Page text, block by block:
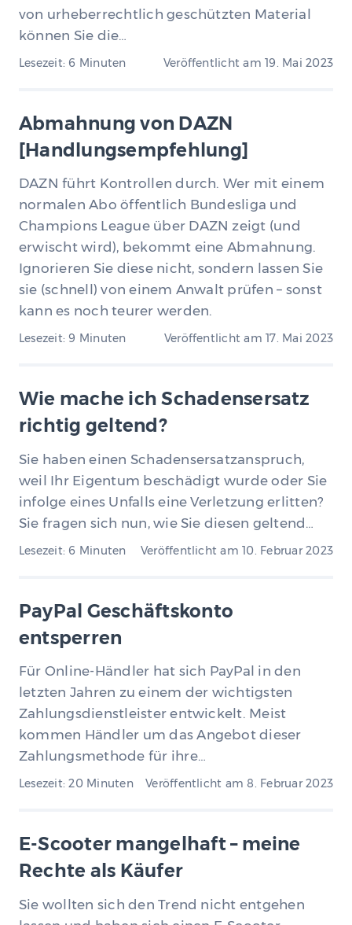
von urheberrechtlich geschützten Material
können Sie die…
Lesezeit: 6 Minuten Veröffentlicht am19. Mai 2023
Abmahnung von DAZN
[Handlungsempfehlung]
DAZN führt Kontrollen durch. Wer mit einem
normalen Abo öffentlich Bundesliga und
Champions League über DAZN zeigt (und
erwischt wird), bekommt eine Abmahnung.
Ignorieren Sie diese nicht, sondern lassen Sie
sie (schnell) von einem Anwalt prüfen – sonst
kann es noch teurer werden.
Lesezeit: 9 Minuten Veröffentlicht am17. Mai 2023
Wie mache ich Schadensersatz
richtig geltend?
Sie haben einen Schadensersatzanspruch,
weil Ihr Eigentum beschädigt wurde oder Sie
infolge eines Unfalls eine Verletzung erlitten?
Sie fragen sich nun, wie Sie diesen geltend…
Lesezeit: 6 Minuten Veröffentlicht am10. Februar 2023
PayPal Geschäftskonto
entsperren
Für Online-Händler hat sich PayPal in den
letzten Jahren zu einem der wichtigsten
Zahlungsdienstleister entwickelt. Meist
kommen Händler um das Angebot dieser
Zahlungsmethode für ihre…
Lesezeit: 20 Minuten Veröffentlicht am 8. Februar 2023
E-Scooter mangelhaft – meine
Rechte als Käufer
Sie wollten sich den Trend nicht entgehen